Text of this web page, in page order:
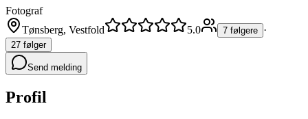
Fotograf
Tønsberg, Vestfold
5.0 7 følgere ·
27 følger
Send melding
Profil